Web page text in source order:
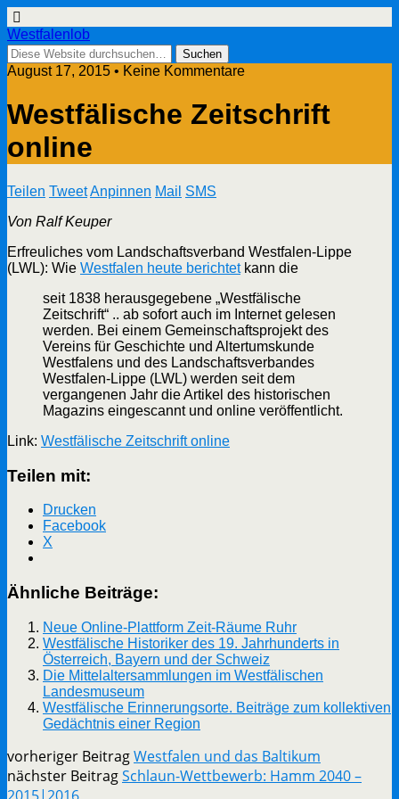
Westfalenlob
August 17, 2015 • Keine Kommentare
Westfälische Zeitschrift
online
Teilen TweetAnpinnen Mail SMS
Von Ralf Keuper
Erfreuliches vom Landschaftsverband Westfalen-Lippe
(LWL): Wie Westfalen heute berichtetkann die
seit 1838 herausgegebene „Westfälische
Zeitschrift“ .. ab sofort auch im Internet gelesen
werden. Bei einem Gemeinschaftsprojekt des
Vereins für Geschichte und Altertumskunde
Westfalens und des Landschaftsverbandes
Westfalen-Lippe (LWL) werden seit dem
vergangenen Jahr die Artikel des historischen
Magazins eingescannt und online veröffentlicht.
Link: Westfälische Zeitschrift online
Teilen mit:
Drucken
Facebook
X
Ähnliche Beiträge:
Neue Online-Plattform Zeit-Räume Ruhr
Westfälische Historiker des 19. Jahrhunderts in
Österreich, Bayern und der Schweiz
Die Mittelaltersammlungen im Westfälischen
Landesmuseum
Westfälische Erinnerungsorte. Beiträge zum kollektiven
Gedächtnis einer Region
vorheriger BeitragWestfalen und das Baltikum
nächster BeitragSchlaun-Wettbewerb: Hamm 2040 –